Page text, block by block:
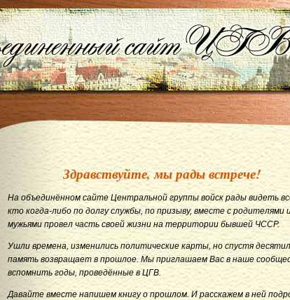
Здравствуйте, мы рады встрече!
На объединённом сайте Центральной группы войск рады видеть
кто когда-либо по долгу службы, по призыву, вместе с родителями
мужьями провел часть своей жизни на территории бывшей ЧССР.
Ушли времена, изменились политические карты, но спустя
память возвращает в прошлое. Мы приглашаем Вас в наше
вспомнить годы, проведённые в ЦГВ.
Давайте вместе напишем книгу о прошлом. И расскажем в ней